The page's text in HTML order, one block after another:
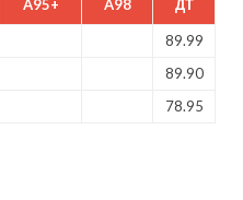
A95+ A98 ДТ
89.99
89.90
78.95